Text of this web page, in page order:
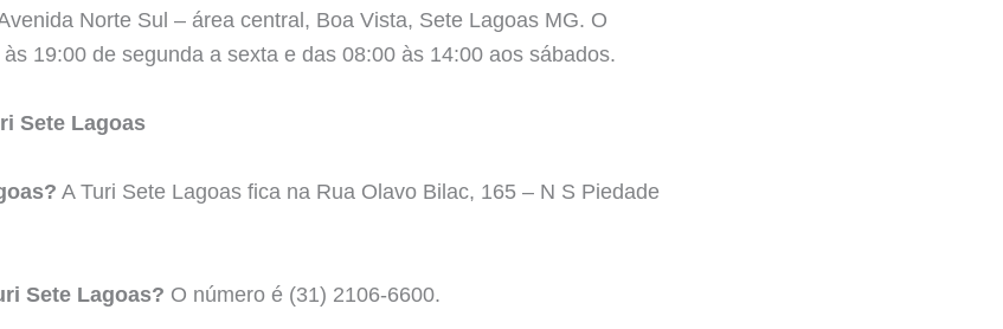
Norte Sul – área central, Boa Vista, Sete Lagoas MG. O
19:00 de segunda a sexta e das 08:00 às 14:00 aos sábados.
Sete Lagoas
A Turi Sete Lagoas fica na Rua Olavo Bilac, 165 – N S Piedade
Sete Lagoas? O número é (31) 2106-6600.